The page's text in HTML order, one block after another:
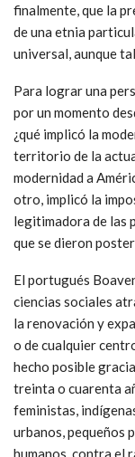
finalmente, que la
de una etnia
universal, aunque
Para lograr una
por un momento
¿qué implicó la
territorio de la
modernidad a
otro, implicó la
legitimadora de las
que se dieron
El portugués
ciencias sociales
la renovación y
o de cualquier
hecho posible
treinta o cuarenta
feministas,
urbanos, pequeños
humanos, contra el